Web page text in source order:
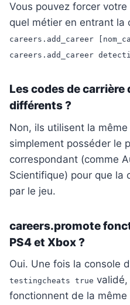
Vous pouvez forcer votre
quel métier en entrant la
careers.add_career
careers.add_career
Les codes de carrière
différents ?
Non, ils utilisent la
simplement posséder le
correspondant (comme
Scientifique) pour que la
par le jeu.
careers.promote
PS4 et Xbox ?
Oui. Une fois la console
testingcheats true validé,
fonctionnent de la